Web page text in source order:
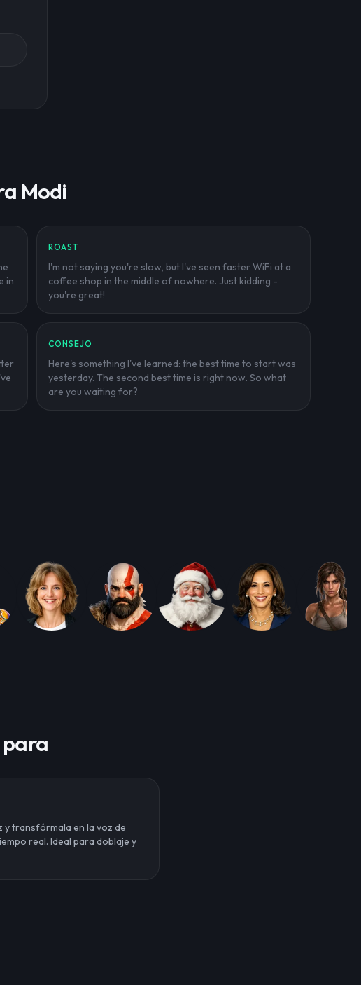
Modi
in
ROAST
I'm not saying you're slow, but I've seen faster WiFi at a
coffee shop in the middle of nowhere. Just kidding -
you're great!
CONSEJO
Here's something I've learned: the best time to start was
yesterday. The second best time is right now. So what
are you waiting for?
para
y transfórmala en la voz de
real. Ideal para doblaje y